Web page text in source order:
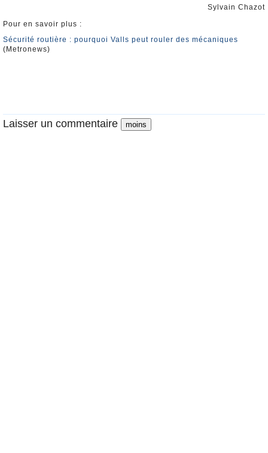
Sylvain Chazot
Pour en savoir plus :
Sécurité routière : pourquoi Valls peut rouler des mécaniques
(Metronews)
Laisser un commentaire